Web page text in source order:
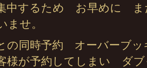
するため お早めに ま
ませ。
の同時予約 オーバーブ
様が予約してしまい ダブ